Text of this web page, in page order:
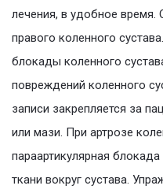
лечения, в удобное время.
правого коленного
блокады коленного
повреждений коленного
записи закрепляется за
или мази. При артрозе
параартикулярная
ткани вокруг сустава.